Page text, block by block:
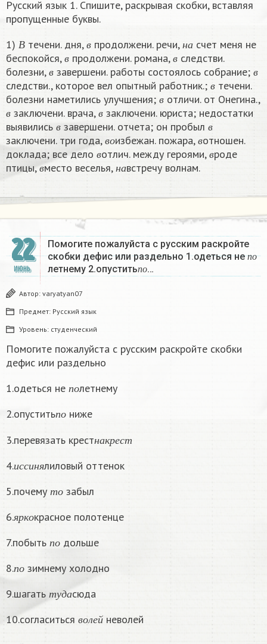
Русский язык 1. Спишите, раскрывая скобки, вставляя
пропущенные буквы.
1)
В течени. дня, в продолжени. речи, н а
счет меня не
беспокойся,
в
в
продолжени. романа, в
в
следстви.
болезни,
в
в
завершени. работы состоялось собрание; в
следстви., которое вел опытный работник.; в
в
течени.
болезни наметились улучшения;
в
в
отличи. от Онегина.,
в
в
заключени. врача, в
в
заключени. юриста; недостатки
выявились
в
в
завершени. отчета; он пробыл в
в
заключени. три года, в о
во
избежан. пожара, в
в
отношен.
доклада; все дело
в
в
отлич. между героями, в
в
роде
птицы,в
в
место веселья, н а
на
встречу волнам.
22
ИЮНЬ
Помогите пожалуйста с русским раскройте
скобки дефис или раздельно 1.одеться непо
п
летнему 2.опустить по
по
…
Автор: varyatyan07
Предмет: Русский язык
Уровень: студенческий
Помогите пожалуйста с русским раскройте скобки
дефис или раздельно
1.одеться не
п олетнему
2.опуститьп о
ниже
3.перевязать крест н а кр е с т
4. и с с и нялиловый оттенок
5.почему
т о
забыл
6.яр к о красное полотенце
7.побыть
п о
дольше
8.п о
зимнему холодно
9.шагать
т у д а сюда
10.согласиться
в ол е й неволей